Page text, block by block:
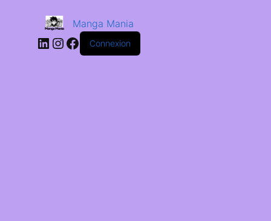
Manga Mania
Connexion